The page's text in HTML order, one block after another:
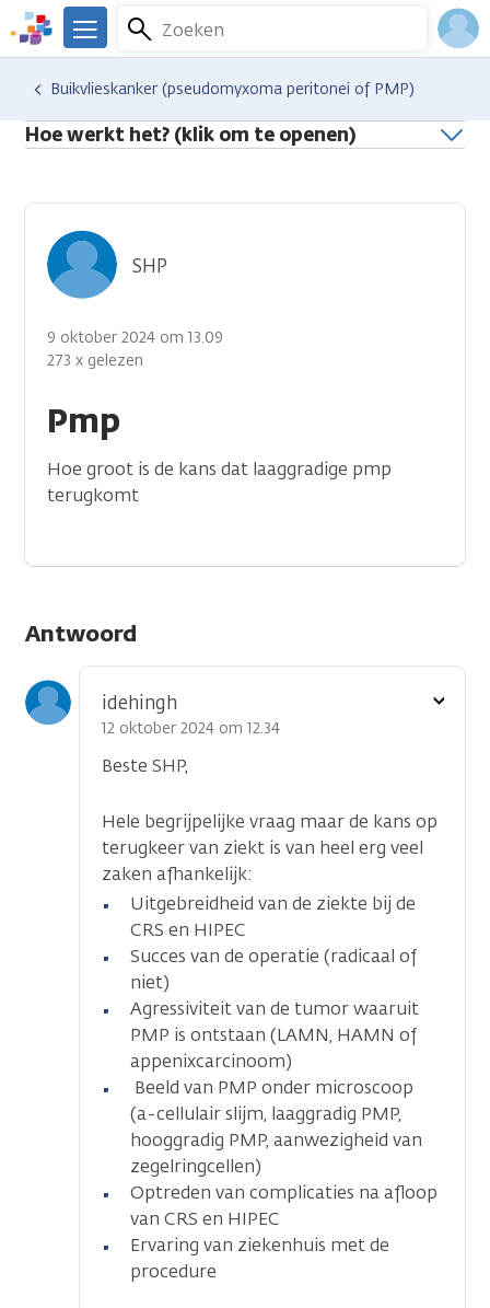
Overslaan
en
naar
inhoud
gaan
We
er
voor
je.
Zoeken
Menu
Hulp en ondersteuning
Stel je vraag aan een professional
Buikvlieskanker (pseudomyxoma peritonei of PMP)
Hoe werkt het? (klik om te openen)
Pmp
SHP
9 oktober 2024 om 13.09
273 x gelezen
Hoe groot is de kans dat laaggradige pmp
terugkomt
Antwoord
idehingh
12 oktober 2024 om 12.34
Beste SHP,
Hele begrijpelijke vraag maar de kans op
terugkeer van ziekt is van heel erg veel
zaken afhankelijk:
Uitgebreidheid van de ziekte bij de
CRS en HIPEC
Succes van de operatie (radicaal of
niet)
Agressiviteit van de tumor waaruit
PMP is ontstaan (LAMN, HAMN of
appenixcarcinoom)
Beeld van PMP onder microscoop
(a-cellulair slijm, laaggradig PMP,
hooggradig PMP, aanwezigheid van
zegelringcellen)
Optreden van complicaties na afloop
van CRS en HIPEC
Ervaring van ziekenhuis met de
procedure
Toon